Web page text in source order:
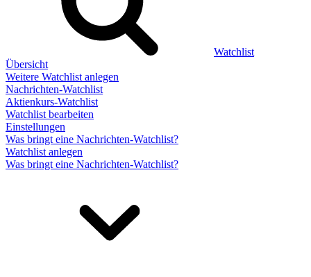
Watchlist
Übersicht
Weitere Watchlist anlegen
Nachrichten-Watchlist
Aktienkurs-Watchlist
Watchlist bearbeiten
Einstellungen
Was bringt eine Nachrichten-Watchlist?
Watchlist anlegen
Was bringt eine Nachrichten-Watchlist?